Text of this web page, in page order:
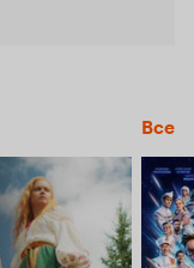
Все